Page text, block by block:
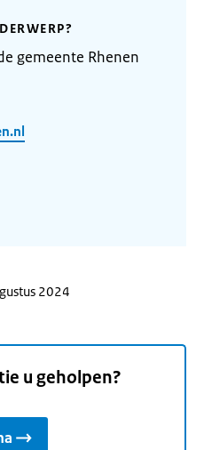
gemeente Rhenen
2024
u geholpen?